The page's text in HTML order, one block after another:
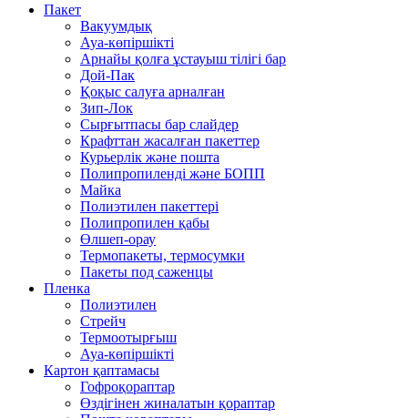
Пакет
Вакуумдық
Ауа-көпіршікті
Арнайы қолға ұстауыш тілігі бар
Дой-Пак
Қоқыс салуға арналған
Зип-Лок
Сырғытпасы бар слайдер
Крафттан жасалған пакеттер
Курьерлік және пошта
Полипропиленді және БОПП
Майка
Полиэтилен пакеттері
Полипропилен қабы
Өлшеп-орау
Термопакеты, термосумки
Пакеты под саженцы
Пленка
Полиэтилен
Стрейч
Термоотырғыш
Ауа-көпіршікті
Картон қаптамасы
Гофроқораптар
Өздігінен жиналатын қораптар